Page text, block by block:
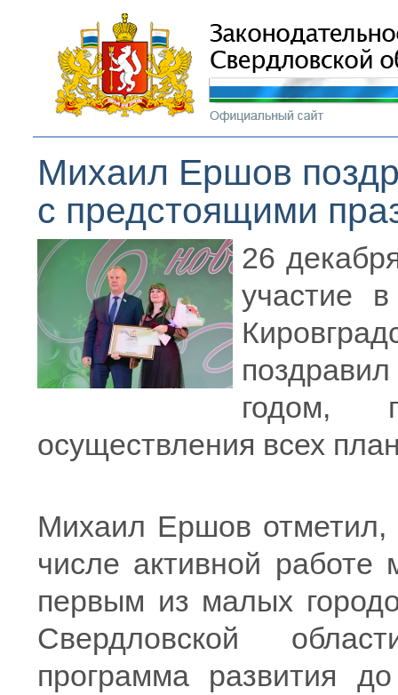
Михаил Ершов
с предстоящими
26
участие
годом,
осуществления всех
Михаил Ершов отметил,
числе активной работе
первым из малых
Свердловской
программа развития